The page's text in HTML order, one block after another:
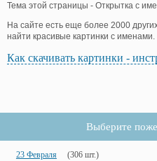
Тема этой страницы - Открытка с
На сайте есть еще более 2000
найти красивые картинки с именами.
Как скачивать картинки -
Выберите
23 Февраля (306 шт.)